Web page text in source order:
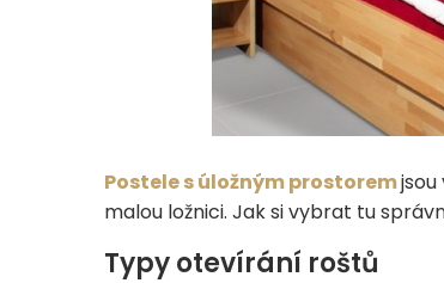
Postele s úložným prostorem
malou ložnici. Jak si vybrat tu
Typy otevírání roštů